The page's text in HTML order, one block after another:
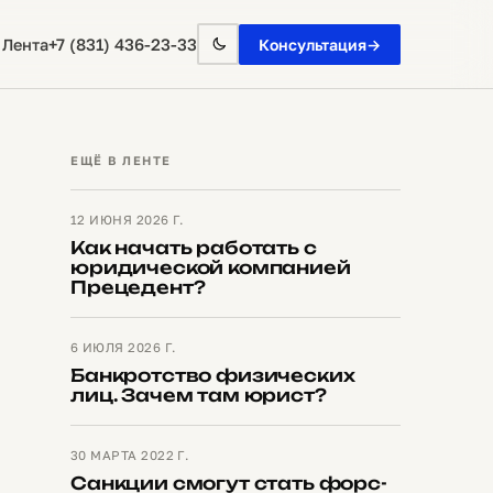
+7 (831) 436-23-33 Консультация→
ЕЩЁ В ЛЕНТЕ
12 ИЮНЯ 2026 Г.
Как начать работать с
юридической компанией
Прецедент?
6 ИЮЛЯ 2026 Г.
Банкротство физических
лиц. Зачем там юрист?
30 МАРТА 2022 Г.
Санкции смогут стать форс-